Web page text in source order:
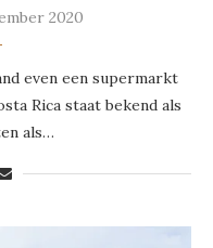
2020
even een supermarkt
Rica staat bekend als
als…